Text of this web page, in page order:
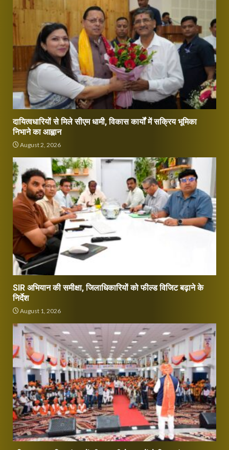
दायित्वधारियों से मिले सीएम धामी, विकास कार्यों में सक्रिय भूमिका
निभाने का आह्वान
August 2, 2026
SIR अभियान की समीक्षा, जिलाधिकारियों को फील्ड विजिट बढ़ाने के
निर्देश
August 1, 2026